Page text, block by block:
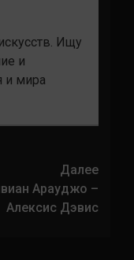
Ищу
и
и мира
Далее
Арауджо –
Алексис Дэвис